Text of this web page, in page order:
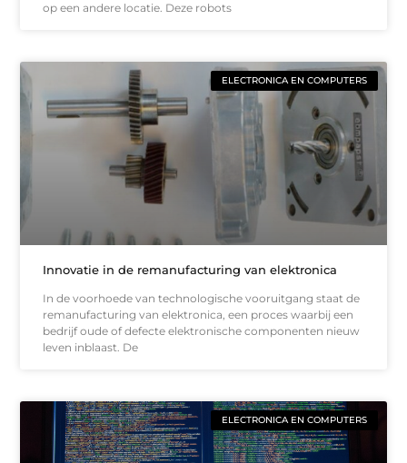
op een andere locatie. Deze robots
ELECTRONICA EN COMPUTERS
Innovatie in de remanufacturing van elektronica
In de voorhoede van technologische vooruitgang staat de
remanufacturing van elektronica, een proces waarbij een
bedrijf oude of defecte elektronische componenten nieuw
leven inblaast. De
ELECTRONICA EN COMPUTERS